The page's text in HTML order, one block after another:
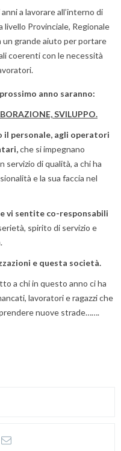
a lavorare all’interno di
Provinciale, Regionale
un grande aiuto per portare
coerenti con le necessità
anno saranno:
SVILUPPO.
il personale, agli operatori
che si impegnano
servizio di qualità, a chi ha
e la sua faccia nel
vi sentite co-responsabili
spirito di servizio e
e questa società.
a chi in questo anno ci ha
lavoratori e ragazzi che
nuove strade…….